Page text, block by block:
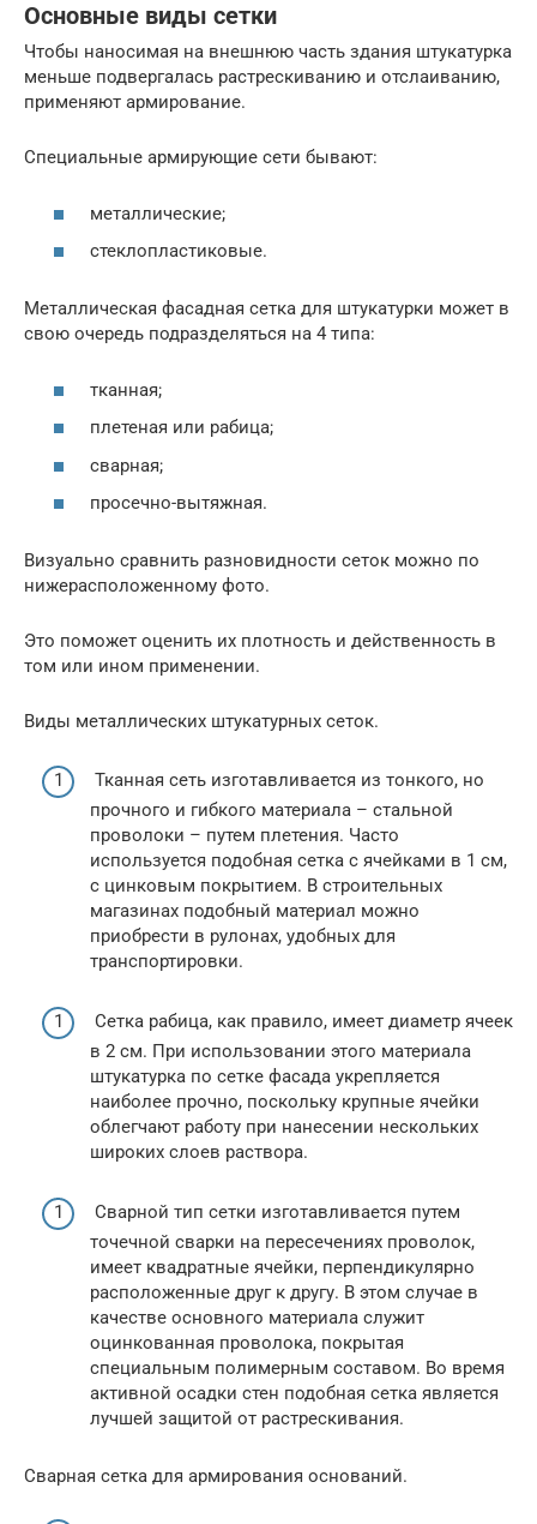
Основные виды сетки
Чтобы наносимая на внешнюю часть здания штукатурка
меньше подвергалась растрескиванию и отслаиванию,
применяют армирование.
Специальные армирующие сети бывают:
металлические;
стеклопластиковые.
Металлическая фасадная сетка для штукатурки может в
свою очередь подразделяться на 4 типа:
тканная;
плетеная или рабица;
сварная;
просечно-вытяжная.
Визуально сравнить разновидности сеток можно по
нижерасположенному фото.
Это поможет оценить их плотность и действенность в
том или ином применении.
Виды металлических штукатурных сеток.
Тканная сеть изготавливается из тонкого, но
прочного и гибкого материала – стальной
проволоки – путем плетения. Часто
используется подобная сетка с ячейками в 1 см,
с цинковым покрытием. В строительных
магазинах подобный материал можно
приобрести в рулонах, удобных для
транспортировки.
Сетка рабица, как правило, имеет диаметр ячеек
в 2 см. При использовании этого материала
штукатурка по сетке фасада укрепляется
наиболее прочно, поскольку крупные ячейки
облегчают работу при нанесении нескольких
широких слоев раствора.
Сварной тип сетки изготавливается путем
точечной сварки на пересечениях проволок,
имеет квадратные ячейки, перпендикулярно
расположенные друг к другу. В этом случае в
качестве основного материала служит
оцинкованная проволока, покрытая
специальным полимерным составом. Во время
активной осадки стен подобная сетка является
лучшей защитой от растрескивания.
Сварная сетка для армирования оснований.